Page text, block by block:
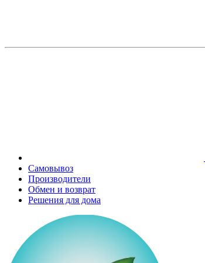
Самовывоз
Производители
Обмен и возврат
Решения для дома